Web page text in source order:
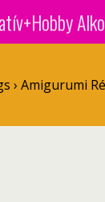
› Amigurumi